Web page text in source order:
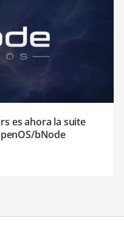
es ahora la suite
bNode